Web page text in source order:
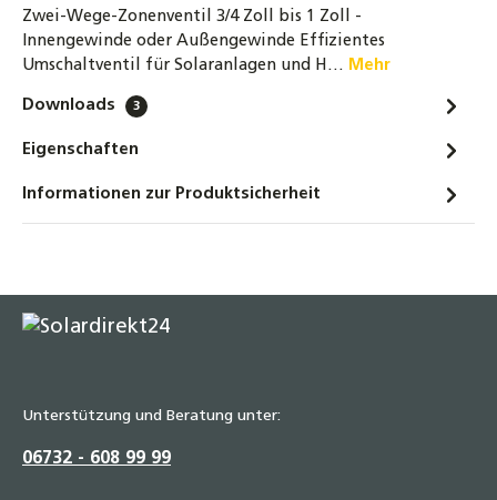
Zwei-Wege-Zonenventil 3/4 Zoll bis 1 Zoll -
Innengewinde oder Außengewinde Effizientes
Umschaltventil für Solaranlagen und H… Mehr
Downloads 3
Eigenschaften
Informationen zur Produktsicherheit
Unterstützung und Beratung unter:
06732 - 608 99 99